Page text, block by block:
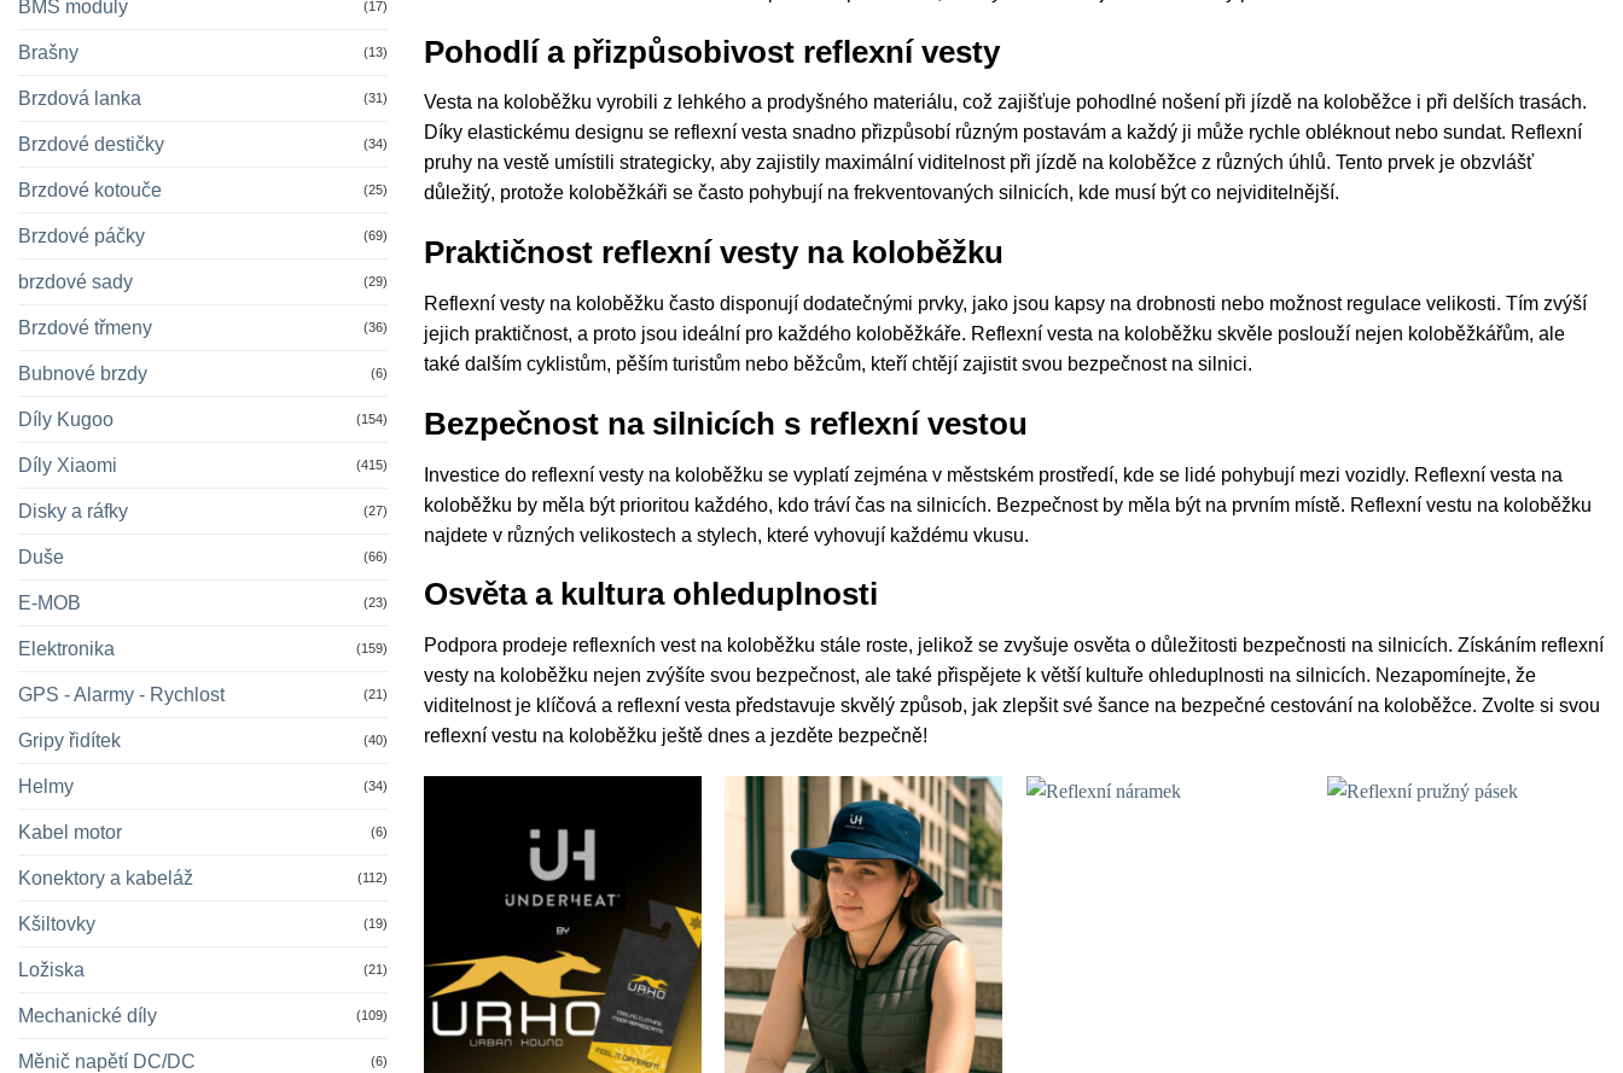
BMS moduly (17)
Brašny (13)
Brzdová lanka (31)
Brzdové destičky (34)
Brzdové kotouče (25)
Brzdové páčky (69)
brzdové sady (29)
Brzdové třmeny (36)
Bubnové brzdy (6)
Díly Kugoo (154)
Díly Xiaomi (415)
Disky a ráfky (27)
Duše (66)
E-MOB (23)
Elektronika (159)
GPS - Alarmy - Rychlost (21)
Gripy řidítek (40)
Helmy (34)
Kabel motor (6)
Konektory a kabeláž (112)
Kšiltovky (19)
Ložiska (21)
Mechanické díly (109)
Měnič napětí DC/DC (6)
Pohodlí a přizpůsobivost reflexní vesty
Vesta na koloběžku vyrobili z lehkého a prodyšného materiálu, což zajišťuje pohodlné nošení při jízdě na koloběžce i při delších trasách.
Díky elastickému designu se reflexní vesta snadno přizpůsobí různým postavám a každý ji může rychle obléknout nebo sundat. Reflexní
pruhy na vestě umístili strategicky, aby zajistily maximální viditelnost při jízdě na koloběžce z různých úhlů. Tento prvek je obzvlášť
důležitý, protože koloběžkáři se často pohybují na frekventovaných silnicích, kde musí být co nejviditelnější.
Praktičnost reflexní vesty na koloběžku
Reflexní vesty na koloběžku často disponují dodatečnými prvky, jako jsou kapsy na drobnosti nebo možnost regulace velikosti. Tím zvýší
jejich praktičnost, a proto jsou ideální pro každého koloběžkáře. Reflexní vesta na koloběžku skvěle poslouží nejen koloběžkářům, ale
také dalším cyklistům, pěším turistům nebo běžcům, kteří chtějí zajistit svou bezpečnost na silnici.
Bezpečnost na silnicích s reflexní vestou
Investice do reflexní vesty na koloběžku se vyplatí zejména v městském prostředí, kde se lidé pohybují mezi vozidly. Reflexní vesta na
koloběžku by měla být prioritou každého, kdo tráví čas na silnicích. Bezpečnost by měla být na prvním místě. Reflexní vestu na koloběžku
najdete v různých velikostech a stylech, které vyhovují každému vkusu.
Osvěta a kultura ohleduplnosti
Podpora prodeje reflexních vest na koloběžku stále roste, jelikož se zvyšuje osvěta o důležitosti bezpečnosti na silnicích. Získáním reflexní
vesty na koloběžku nejen zvýšíte svou bezpečnost, ale také přispějete k větší kultuře ohleduplnosti na silnicích. Nezapomínejte, že
viditelnost je klíčová a reflexní vesta představuje skvělý způsob, jak zlepšit své šance na bezpečné cestování na koloběžce. Zvolte si svou
reflexní vestu na koloběžku ještě dnes a jezděte bezpečně!